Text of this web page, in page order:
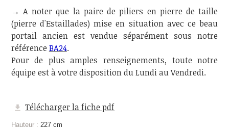
→ A noter que la paire de piliers en pierre de taille
(pierre d'Estaillades) mise en situation avec ce beau
portail ancien est vendue séparément sous notre
référence BA24.
Pour de plus amples renseignements, toute notre
équipe est à votre disposition du Lundi au Vendredi.
Télécharger la fiche pdf
Hauteur : 227 cm